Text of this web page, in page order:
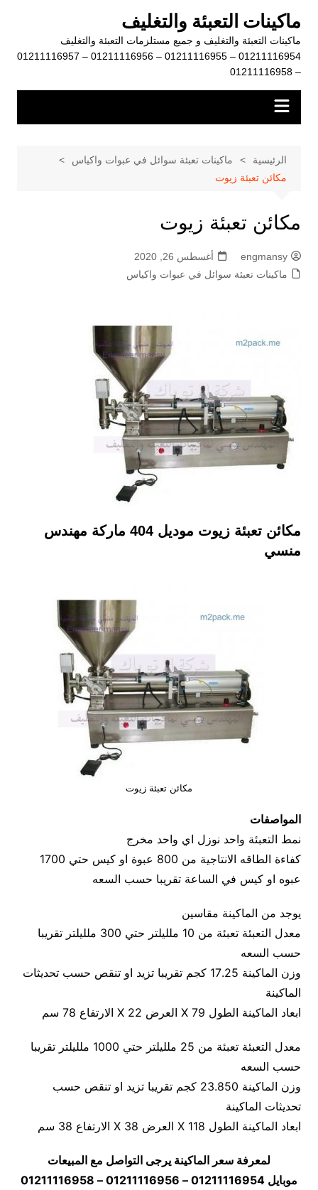
المحتوى
ماكينات التعبئة والتغليف
ماكينات التعبئة والتغليف و جميع مستلزمات التعبئة والتغليف
01211116954 – 01211116955 – 01211116956 – 01211116957
– 01211116958
الرئيسية
ماكينات تعبئة سوائل في عبوات واكياس
مكائن تعبئة زيوت
مكائن تعبئة زيوت
engmansy
أغسطس 26, 2020
ماكينات تعبئة سوائل في عبوات واكياس
مكائن تعبئة زيوت موديل
ماركة مهندس
منسي
مكائن تعبئة زيوت
المواصفات
نمط التعبئة واحد نوزل اي واحد مخرج
كفاءة الطاقه الانتاجية من 800 عبوة او كيس حتي 1700
عبوه او كيس في الساعة تقريبا حسب السعه
يوجد من الماكينة مقاسين
معدل التعبئة تعبئة من 10 ملليلتر حتي 300 ملليلتر تقريبا
حسب السعه
وزن الماكينة 17.25 كجم تقريبا تزيد او تنقص حسب تحديثات
الماكينة
ابعاد الماكينة الطول 79 X العرض 22 X الارتفاع 78 سم
معدل التعبئة تعبئة من 25 ملليلتر حتي 1000 ملليلتر تقريبا
حسب السعه
وزن الماكينة 23.850 كجم تقريبا تزيد او تنقص حسب
تحديثات الماكينة
ابعاد الماكينة الطول 118 X العرض 38 X الارتفاع 38 سم
لمعرفة سعر الماكينة يرجى التواصل مع المبيعات
موبايل 01211116954 – 01211116956 – 01211116958